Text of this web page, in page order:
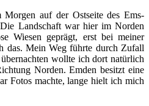
auf der Ostseite des Ems-
Landschaft war hier im Norden
Wiesen geprägt, erst bei meiner
das. Mein Weg führte durch Zufall
wollte ich dort natürlich
Norden. Emden besitzt eine
Fotos machte, lange hielt ich mich